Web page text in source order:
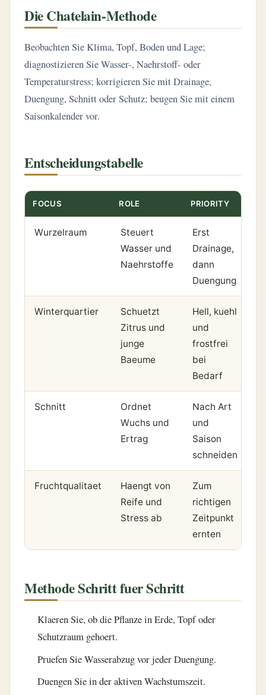
Die Chatelain-Methode
Beobachten Sie Klima, Topf, Boden und Lage;
diagnostizieren Sie Wasser-, Naehrstoff- oder
Temperaturstress; korrigieren Sie mit Drainage,
Duengung, Schnitt oder Schutz; beugen Sie mit einem
Saisonkalender vor.
Entscheidungstabelle
FOCUS ROLE PRIORITY
Wurzelraum
Steuert
Wasser und
Naehrstoffe
Erst
Drainage,
dann
Duengung
Winterquartier
Schuetzt
Zitrus und
junge
Baeume
Hell, kuehl
und
frostfrei
bei
Bedarf
Schnitt
Ordnet
Wuchs und
Ertrag
Nach Art
und
Saison
schneiden
Fruchtqualitaet
Haengt von
Reife und
Stress ab
Zum
richtigen
Zeitpunkt
ernten
Methode Schritt fuer Schritt
Klaeren Sie, ob die Pflanze in Erde, Topf oder
Schutzraum gehoert.
Pruefen Sie Wasserabzug vor jeder Duengung.
Duengen Sie in der aktiven Wachstumszeit.